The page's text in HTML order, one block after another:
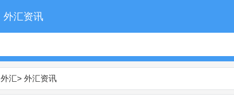
外汇资讯
外汇> 外汇资讯